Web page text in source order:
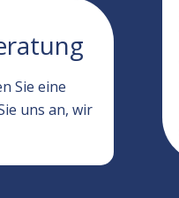
Sie eine
uns an, wir